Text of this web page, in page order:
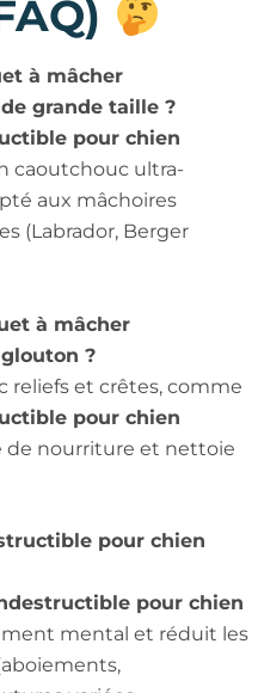
à mâcher
grande taille ?
pour chien
caoutchouc ultra-
aux mâchoires
(Labrador, Berger
à mâcher
?
reliefs et crêtes, comme
pour chien
de nourriture et nettoie
pour chien
pour chien
mental et réduit les